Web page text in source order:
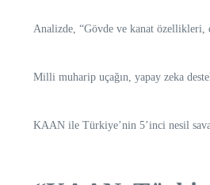
Analizde, “Gövde ve kanat özellikleri,
Milli muharip uçağın, yapay zeka
KAAN ile Türkiye’nin 5’inci nesil